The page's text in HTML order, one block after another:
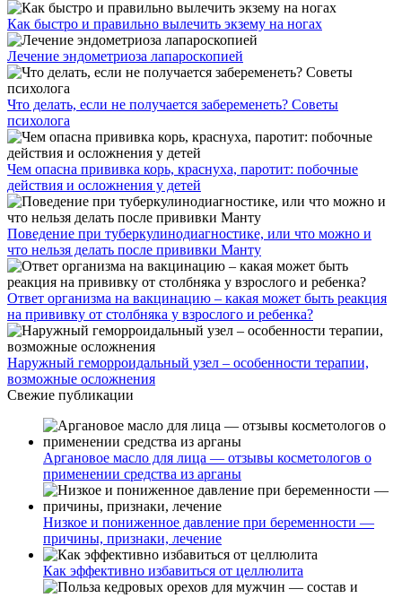
Как быстро и правильно вылечить экзему на ногах
Лечение эндометриоза лапароскопией
Что делать, если не получается забеременеть? Советы
психолога
Чем опасна прививка корь, краснуха, паротит: побочные
действия и осложнения у детей
Поведение при туберкулинодиагностике, или что можно и
что нельзя делать после прививки Манту
Ответ организма на вакцинацию – какая может быть реакция
на прививку от столбняка у взрослого и ребенка?
Наружный геморроидальный узел – особенности терапии,
возможные осложнения
Свежие публикации
Аргановое масло для лица — отзывы косметологов о
применении средства из арганы
Низкое и пониженное давление при беременности —
причины, признаки, лечение
Как эффективно избавиться от целлюлита